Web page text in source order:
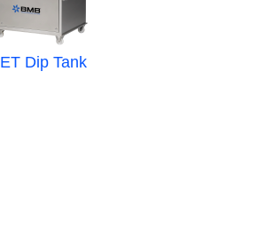
ET Dip Tank